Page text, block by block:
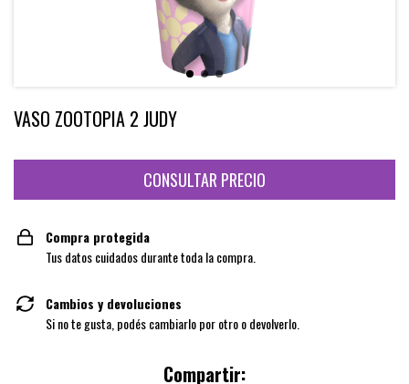
VASO ZOOTOPIA 2 JUDY
Compra protegida
Tus datos cuidados durante toda la compra.
Cambios y devoluciones
Si no te gusta, podés cambiarlo por otro o devolverlo.
Compartir: